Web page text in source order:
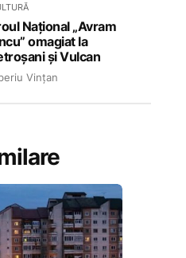
Național „Avram
omagiat la
și Vulcan
Vințan